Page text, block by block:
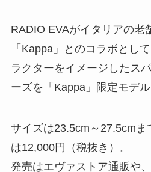
RADIO EVAがイタリアの老
「Kappa」とのコラボとし
ラクターをイメージしたス
ーズを「Kappa」限定モデ
サイズは23.5cm～27.5cmま
は12,000円（税抜き）。
発売はエヴァストア通販や